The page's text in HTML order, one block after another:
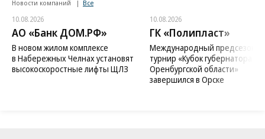
Новости компаний Все
10.08.2026
АО «Банк ДОМ.РФ»
В новом жилом комплексе
в Набережных Челнах установят
высокоскоростные лифты ЩЛЗ
10.08.2026
ГК «Полипласт»
Международный
турнир «Кубок губернатора
Оренбургской области»
завершился в Орске